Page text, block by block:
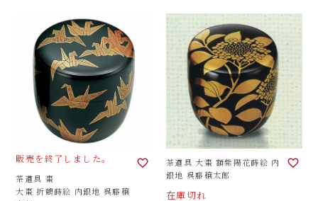
販売を終了しました。
茶道具 棗
大棗 折鶴蒔絵 内銀地 呉藤穣
茶道具 大棗 額紫陽花蒔絵 内
銀地 呉藤穣太郎
在庫切れ